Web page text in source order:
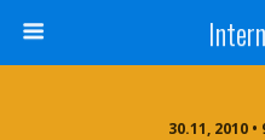
30.11, 2010